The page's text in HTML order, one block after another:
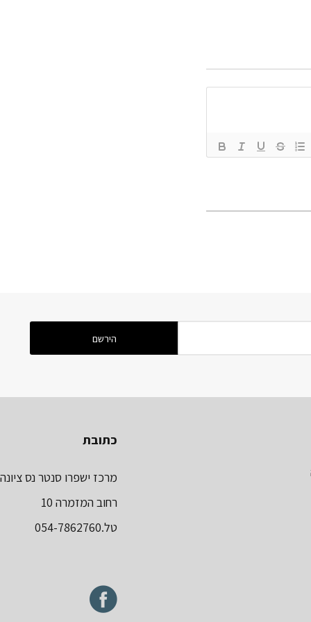
כתובת
מרכז ישפרו סנטר נס ציונה
רחוב המזמרה 10
טל.054-7862760